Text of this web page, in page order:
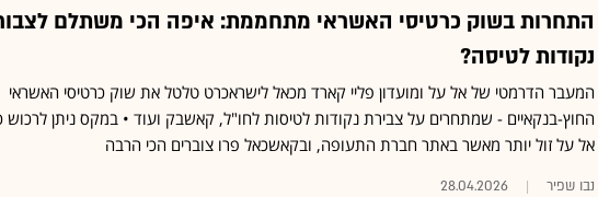
התחרות בשוק כרטיסי האשראי מתחממת: איפה הכי משתלם
נקודות לטיסה?
המעבר הדרמטי של אל על ומועדון פליי קארד מכאל לישראכרט טלטל את שוק כרטיסי האשראי
החוץ-בנקאיים - שמתחרים על צבירת נקודות לטיסות לחו"ל, קאשבק ועוד • במקס ניתן לרכוש
אל על זול יותר מאשר באתר חברת התעופה, ובקאשכאל פרו צוברים הכי הרבה
נבו שפיר 28.04.2026